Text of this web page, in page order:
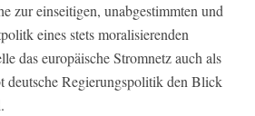
zur einseitigen, unabgestimmten und
eines stets moralisierenden
das europäische Stromnetz auch als
deutsche Regierungspolitik den Blick